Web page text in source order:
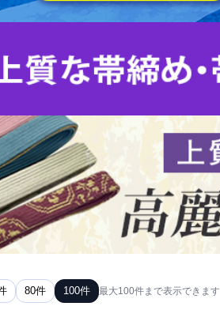
80件 100件 最大100件まで表示できます